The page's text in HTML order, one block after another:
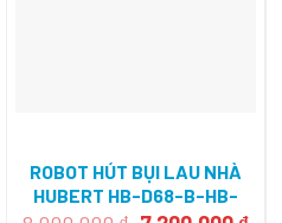
ROBOT HÚT BỤI LAU NHÀ
HUBERT HB-D68-B-HB-